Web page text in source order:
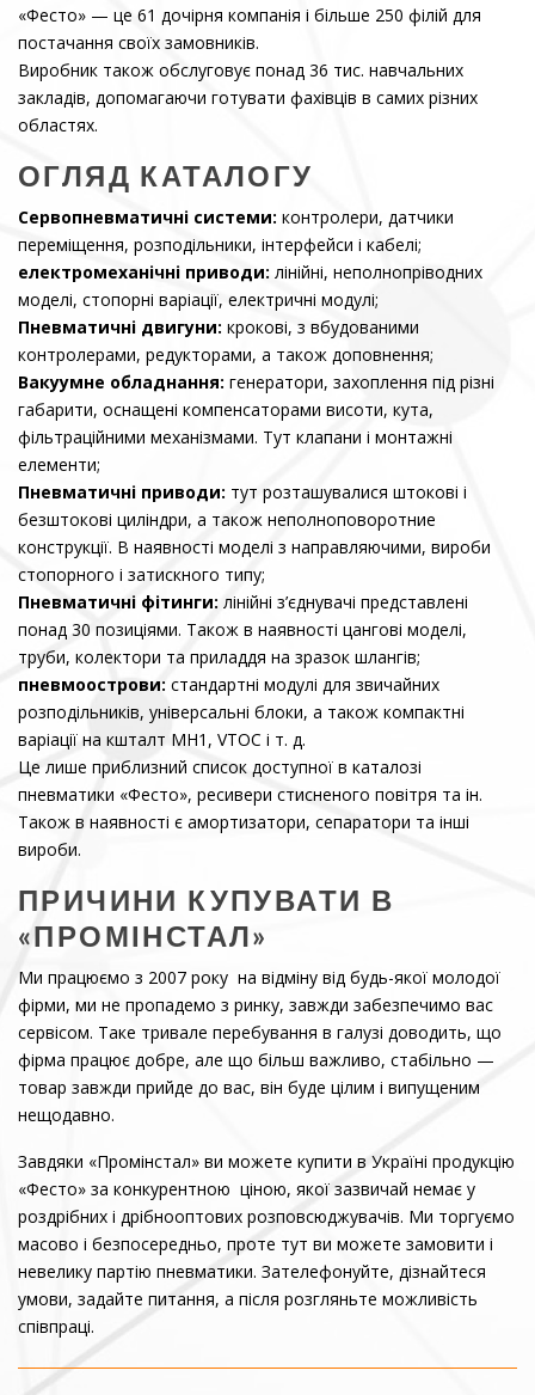
«Фесто» — це 61 дочірня компанія і більше 250 філій для
постачання своїх замовників.
Виробник також обслуговує понад 36 тис. навчальних
закладів, допомагаючи готувати фахівців в самих різних
областях.
ОГЛЯД КАТАЛОГУ
Сервопневматичні системи: контролери, датчики
переміщення, розподільники, інтерфейси і кабелі;
електромеханічні приводи: лінійні, неполнопріводних
моделі, стопорні варіації, електричні модулі;
Пневматичні двигуни: крокові, з вбудованими
контролерами, редукторами, а також доповнення;
Вакуумне обладнання: генератори, захоплення під різні
габарити, оснащені компенсаторами висоти, кута,
фільтраційними механізмами. Тут клапани і монтажні
елементи;
Пневматичні приводи: тут розташувалися штокові і
безштокові циліндри, а також неполноповоротние
конструкції. В наявності моделі з направляючими, вироби
стопорного і затискного типу;
Пневматичні фітинги: лінійні з’єднувачі представлені
понад 30 позиціями. Також в наявності цангові моделі,
труби, колектори та приладдя на зразок шлангів;
пневмоострови: стандартні модулі для звичайних
розподільників, універсальні блоки, а також компактні
варіації на кшталт MH1, VTOC і т. д.
Це лише приблизний список доступної в каталозі
пневматики «Фесто», ресивери стисненого повітря та ін.
Також в наявності є амортизатори, сепаратори та інші
вироби.
ПРИЧИНИ КУПУВАТИ В
«ПРОМІНСТАЛ»
Ми працюємо з 2007 року на відміну від будь-якої молодої
фірми, ми не пропадемо з ринку, завжди забезпечимо вас
сервісом. Таке тривале перебування в галузі доводить, що
фірма працює добре, але що більш важливо, стабільно —
товар завжди прийде до вас, він буде цілим і випущеним
нещодавно.
Завдяки «Промінстал» ви можете купити в Україні продукцію
«Фесто» за конкурентною ціною, якої зазвичай немає у
роздрібних і дрібнооптових розповсюджувачів. Ми торгуємо
масово і безпосередньо, проте тут ви можете замовити і
невелику партію пневматики. Зателефонуйте, дізнайтеся
умови, задайте питання, а після розгляньте можливість
співпраці.